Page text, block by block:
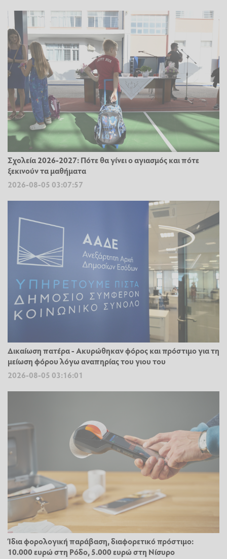
Σχολεία 2026-2027: Πότε θα γίνει ο αγιασμός και πότε
ξεκινούν τα μαθήματα
2026-08-05 03:07:57
Δικαίωση πατέρα - Ακυρώθηκαν φόρος και πρόστιμο για τη
μείωση φόρου λόγω αναπηρίας του γιου του
2026-08-05 03:16:01
Ίδια φορολογική παράβαση, διαφορετικό πρόστιμο:
10.000 ευρώ στη Ρόδο, 5.000 ευρώ στη Νίσυρο